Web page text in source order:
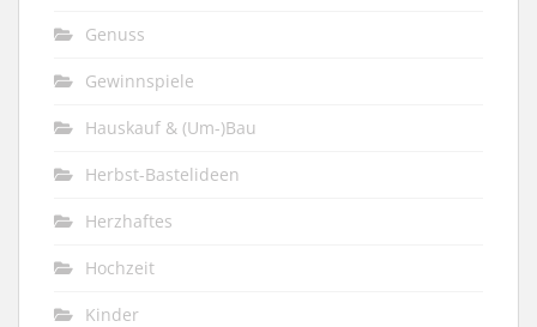
Genuss
Gewinnspiele
Hauskauf & (Um-)Bau
Herbst-Bastelideen
Herzhaftes
Hochzeit
Kinder